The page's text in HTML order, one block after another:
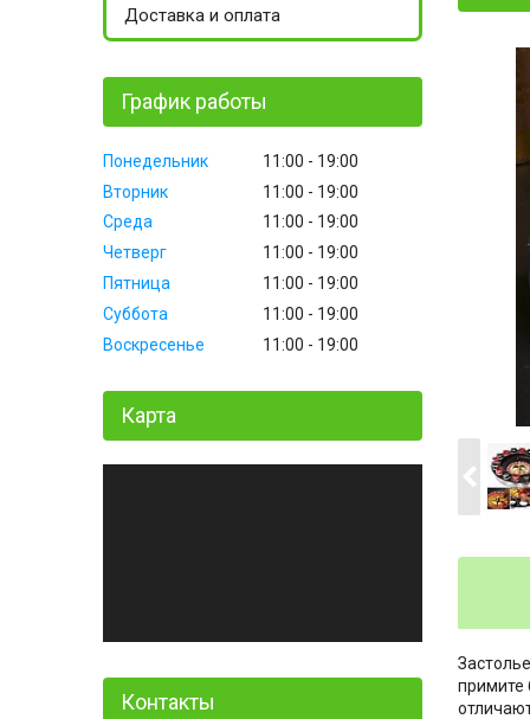
примите
Доставка и оплата
График работы
Понедельник 11:00
19:00
Вторник
11:00
19:00
Среда
11:00
19:00
Четверг
11:00
19:00
Пятница
11:00
19:00
Суббота
11:00
19:00
Воскресенье
11:00 19:00
Карта
Контакты